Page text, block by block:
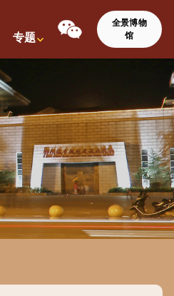
专题
全景博物
馆